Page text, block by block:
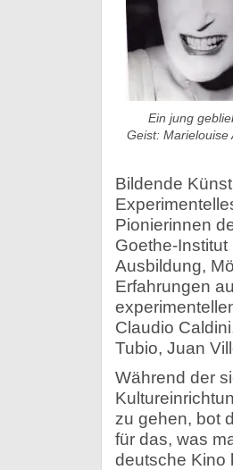
Ein jung
Geist: Marielouise
Bildende
Pionierinnen
Goethe-
Ausbildung,
Erfahrungen
Claudio
Tubio, Juan
Während der
zu gehen, bot
für das, was
deutsche Kino